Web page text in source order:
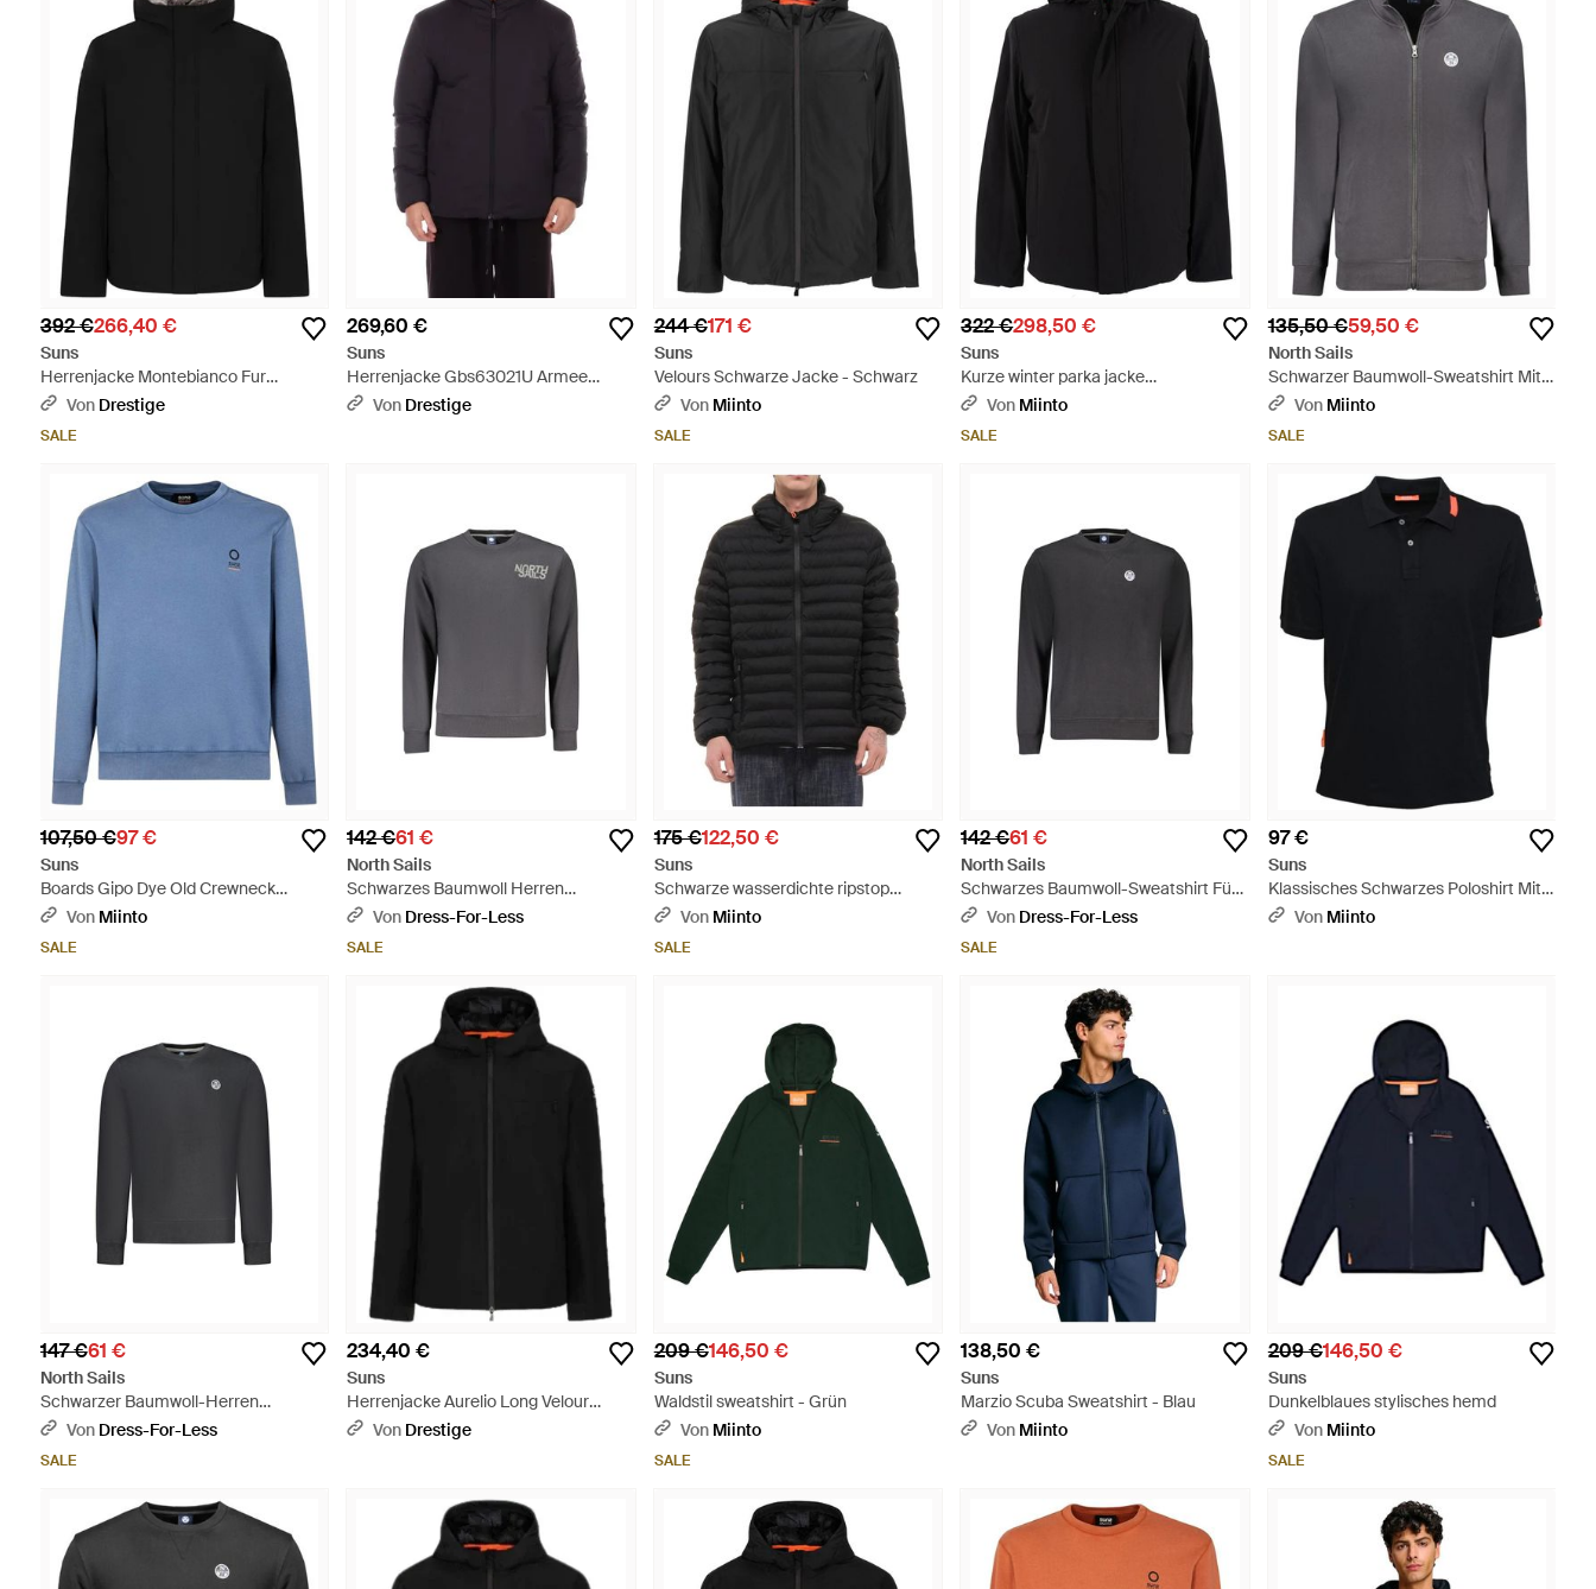
392 €266,40 €
Suns
Herrenjacke Montebianco Fur
Schwarz - Schwarz
Von Drestige
SALE
269,60 €
Suns
Herrenjacke Gbs63021U Armee
Schwarze Militarjacke Schwarz - Blau
Von Drestige
244 €171 €
Suns
Velours Schwarze Jacke - Schwarz
Von Miinto
SALE
322 €298,50 €
Suns
Kurze winter parka jacke
schwarz,kurze winter parka jacke
kapuze
Von Miinto
SALE
135,50 €59,50 €
North Sails
Schwarzer Baumwoll-Sweatshirt Mit
Reißverschluss Und Logo - Grau
Von Miinto
SALE
107,50 €97 €
Suns
Boards Gipo Dye Old Crewneck
Sweatshirt - Blau
Von Miinto
SALE
142 €61 €
North Sails
Schwarzes Baumwoll Herren
Sweatshirt - Grau
Von Dress-For-Less
SALE
175 €122,50 €
Suns
Schwarze wasserdichte ripstop
reisejacke - Schwarz
Von Miinto
SALE
142 €61 €
North Sails
Schwarzes Baumwoll-Sweatshirt Für
Herren - Grau
Von Dress-For-Less
SALE
97 €
Suns
Klassisches Schwarzes Poloshirt Mit
Fluoreszierendem Tag-Detail -
Von Miinto
147 €61 €
North Sails
Schwarzer Baumwoll-Herren
Sweatshirt - Grau
Von Dress-For-Less
SALE
234,40 €
Suns
Herrenjacke Aurelio Long Velour
Schwarz - Schwarz
Von Drestige
209 €146,50 €
Suns
Waldstil sweatshirt - Grün
Von Miinto
SALE
138,50 €
Suns
Marzio Scuba Sweatshirt - Blau
Von Miinto
209 €146,50 €
Suns
Dunkelblaues stylisches hemd
Von Miinto
SALE